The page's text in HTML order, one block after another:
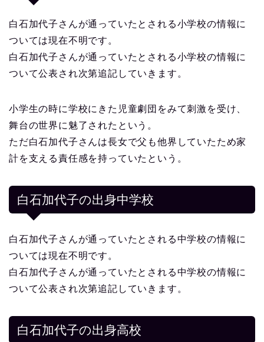
白石加代子さんが通っていたとされる小学校の情報に
ついては現在不明です。
白石加代子さんが通っていたとされる小学校の情報に
ついて公表され次第追記していきます。
小学生の時に学校にきた児童劇団をみて刺激を受け、
舞台の世界に魅了されたという。
ただ白石加代子さんは長女で父も他界していたため家
計を支える責任感を持っていたという。
白石加代子の出身中学校
白石加代子さんが通っていたとされる中学校の情報に
ついては現在不明です。
白石加代子さんが通っていたとされる中学校の情報に
ついて公表され次第追記していきます。
白石加代子の出身高校